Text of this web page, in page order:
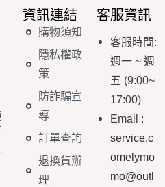
資訊連結
購物須知
隱私權政
策
防詐騙宣
導
訂單查詢
退換貨辦
理
客服資訊
客服時間:
週一 ~ 週
五 (9:00~
17:00)
Email :
service.c
omelymo
mo@outl